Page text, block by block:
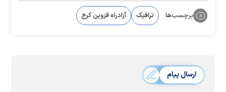
برچسب‌ها: ترافیک آزادراه قزوین کرج
ارسال پیام